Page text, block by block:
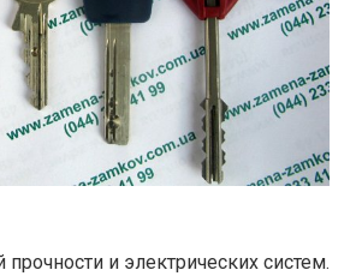
и электрических систем.